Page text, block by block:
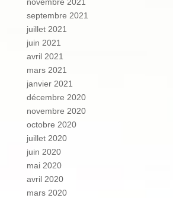
septembre 2021
juillet 2021
juin 2021
avril 2021
mars 2021
janvier 2021
décembre 2020
novembre 2020
octobre 2020
juillet 2020
juin 2020
mai 2020
avril 2020
mars 2020